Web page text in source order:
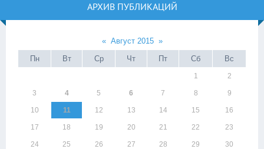
АРХИВ ПУБЛИКАЦИЙ
« Август 2015 »
Пн
Вт Ср Чт Пт Сб Вс
1 2
3 4 5 6 7 8 9
10 11 12 13 14 15 16
17 18 19 20 21 22 23
24 25 26 27 28 29 30